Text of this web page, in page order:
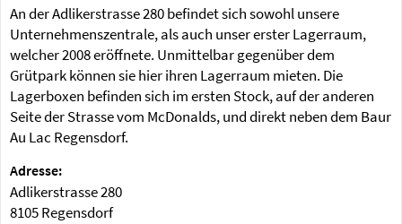
An der Adlikerstrasse 280 befindet sich sowohl unsere
Unternehmenszentrale, als auch unser erster Lagerraum,
welcher 2008 eröffnete. Unmittelbar gegenüber dem
Grütpark können sie hier ihren Lagerraum mieten. Die
Lagerboxen befinden sich im ersten Stock, auf der anderen
Seite der Strasse vom McDonalds, und direkt neben dem Baur
Au Lac Regensdorf.
Adresse:
Adlikerstrasse 280
8105 Regensdorf